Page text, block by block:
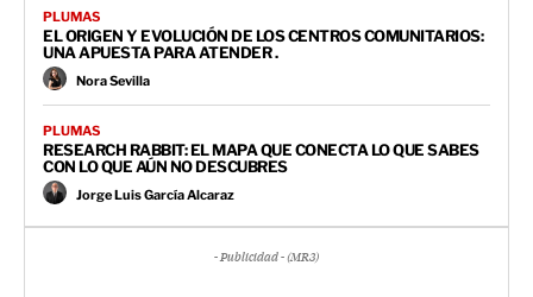
PLUMAS
EL ORIGEN Y EVOLUCIÓN DE LOS CENTROS COMUNITARIOS:
UNA APUESTA PARA ATENDER .
Nora Sevilla
PLUMAS
RESEARCH RABBIT: EL MAPA QUE CONECTA LO QUE SABES
CON LO QUE AÚN NO DESCUBRES
Jorge Luis García Alcaraz
- Publicidad - (MR3)